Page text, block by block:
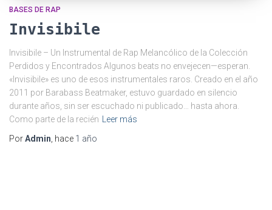
BASES DE RAP
Invisibile
Invisibile – Un Instrumental de Rap Melancólico de la Colección
Perdidos y Encontrados Algunos beats no envejecen—esperan.
«Invisibile» es uno de esos instrumentales raros. Creado en el año
2011 por Barabass Beatmaker, estuvo guardado en silencio
durante años, sin ser escuchado ni publicado… hasta ahora.
Como parte de la recién
Leer más
PorAdmin , hace 1 año